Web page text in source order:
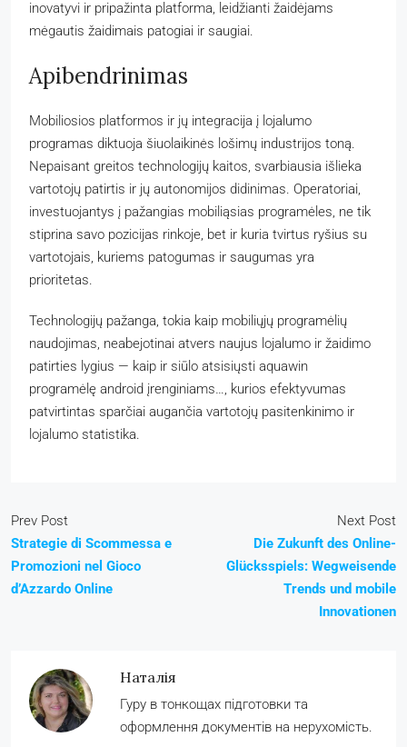
inovatyvi ir pripažinta platforma, leidžianti žaidėjams
mėgautis žaidimais patogiai ir saugiai.
Apibendrinimas
Mobiliosios platformos ir jų integracija į lojalumo
programas diktuoja šiuolaikinės lošimų industrijos toną.
Nepaisant greitos technologijų kaitos, svarbiausia išlieka
vartotojų patirtis ir jų autonomijos didinimas. Operatoriai,
investuojantys į pažangias mobiliąsias programėles, ne tik
stiprina savo pozicijas rinkoje, bet ir kuria tvirtus ryšius su
vartotojais, kuriems patogumas ir saugumas yra
prioritetas.
Technologijų pažanga, tokia kaip mobiliųjų programėlių
naudojimas, neabejotinai atvers naujus lojalumo ir žaidimo
patirties lygius — kaip ir siūlo atsisiųsti aquawin
programėlę android įrenginiams…, kurios efektyvumas
patvirtintas sparčiai augančia vartotojų pasitenkinimo ir
lojalumo statistika.
Prev Post
Strategie di Scommessa e
Promozioni nel Gioco
d’Azzardo Online
Next Post
Die Zukunft des Online-
Glücksspiels: Wegweisende
Trends und mobile
Innovationen
Наталія
Гуру в тонкощах підготовки та
оформлення документів на нерухомість.